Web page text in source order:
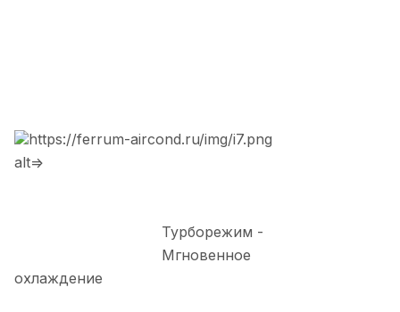
https://ferrum-aircond.ru/img/i7.png
alt=>
Турборежим -
Мгновенное
охлаждение